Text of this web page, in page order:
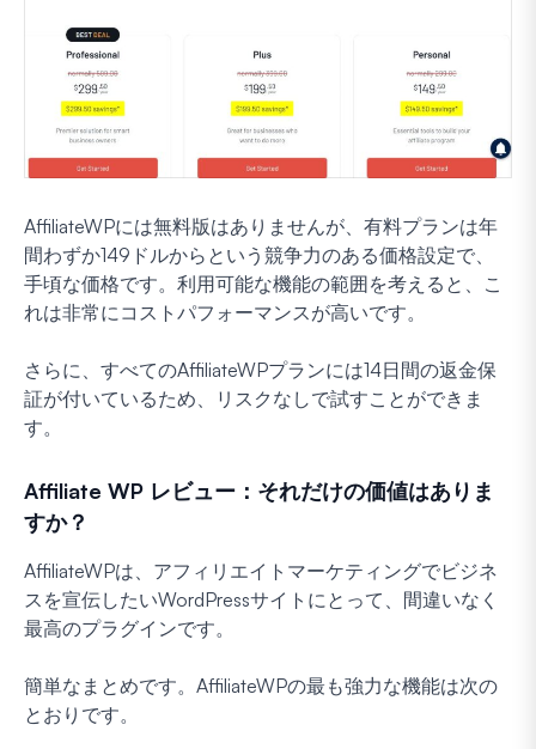
AffiliateWPには無料版はありませんが、有料プランは年
間わずか149ドルからという競争力のある価格設定で、
手頃な価格です。利用可能な機能の範囲を考えると、こ
れは非常にコストパフォーマンスが高いです。
さらに、すべてのAffiliateWPプランには14日間の返金保
証が付いているため、リスクなしで試すことができま
す。
Affiliate WP レビュー：それだけの価値はありま
すか？
AffiliateWPは、アフィリエイトマーケティングでビジネ
スを宣伝したいWordPressサイトにとって、間違いなく
最高のプラグインです。
簡単なまとめです。AffiliateWPの最も強力な機能は次の
とおりです。